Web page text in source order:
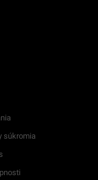
súkromia